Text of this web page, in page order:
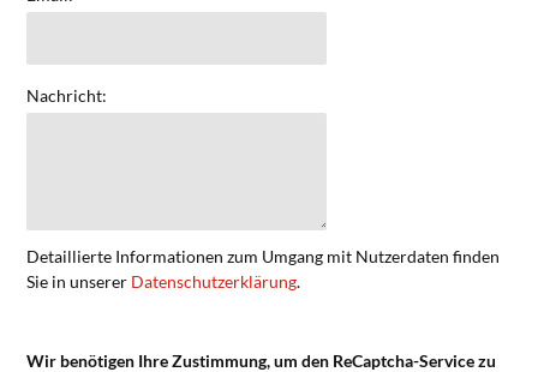
Nachricht:
Detaillierte Informationen zum Umgang mit Nutzerdaten finden
Sie in unserer Datenschutzerklärung.
Wir benötigen Ihre Zustimmung, um den ReCaptcha-Service zu